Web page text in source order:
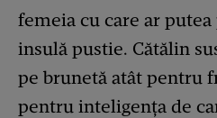
femeia cu care ar
insulă pustie. Cătălin
pe brunetă atât pentru
pentru inteligența de